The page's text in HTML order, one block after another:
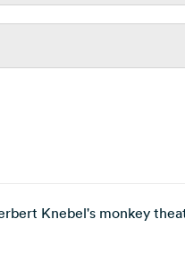
Knebel's monkey